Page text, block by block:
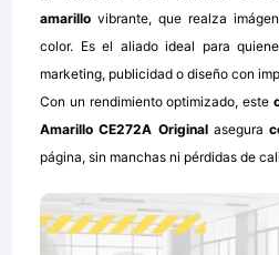
amarillo vibrante, que realza
color. Es el aliado ideal para
marketing, publicidad o diseño con
Con un rendimiento optimizado, este
Amarillo CE272A Originalasegura
página, sin manchas ni pérdidas de